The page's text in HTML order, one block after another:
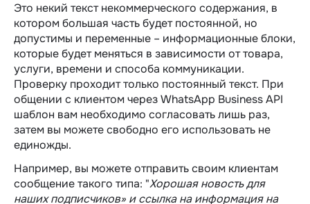
Это некий текст некоммерческого содержания, в
котором большая часть будет постоянной, но
допустимы и переменные – информационные блоки,
которые будет меняться в зависимости от товара,
услуги, времени и способа коммуникации.
Проверку проходит только постоянный текст. При
общении с клиентом через WhatsApp Business API
шаблон вам необходимо согласовать лишь раз,
затем вы можете свободно его использовать не
единожды.
Например, вы можете отправить своим клиентам
сообщение такого типа: "Хорошая новость для
наших подписчиков» и ссылка на информация на